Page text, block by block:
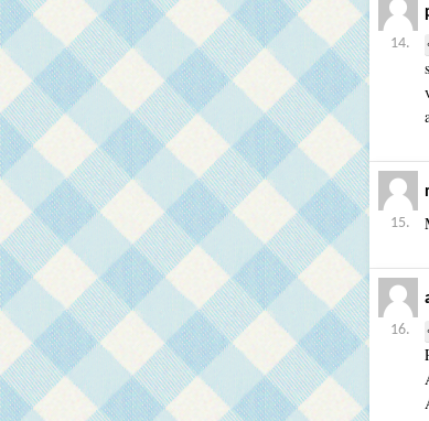
14.
15.
16.